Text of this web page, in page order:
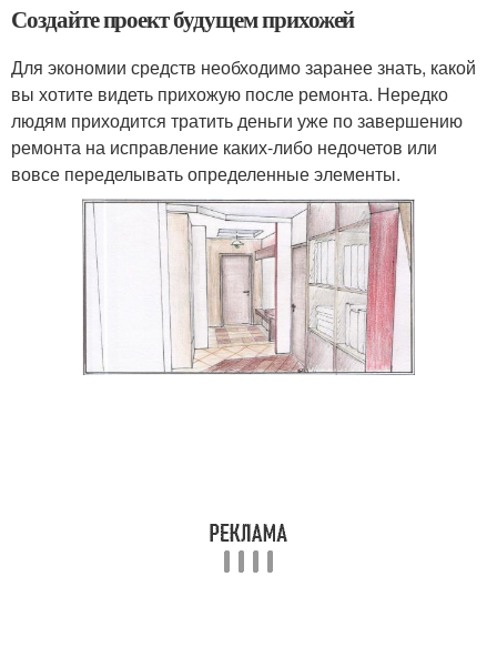
Создайте проект будущем прихожей
Для экономии средств необходимо заранее знать, какой
вы хотите видеть прихожую после ремонта. Нередко
людям приходится тратить деньги уже по завершению
ремонта на исправление каких-либо недочетов или
вовсе переделывать определенные элементы.